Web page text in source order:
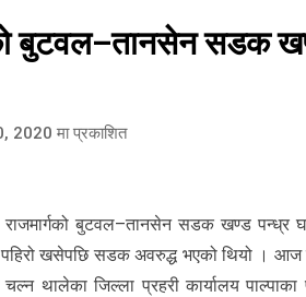
बुटवल–तानसेन सडक
2020 मा प्रकाशित
राजमार्गको बुटवल–तानसेन सडक खण्ड
खसेपछि सडक अवरुद्ध भएको थियो । आज
थालेका जिल्ला प्रहरी कार्यालय पाल्पाका